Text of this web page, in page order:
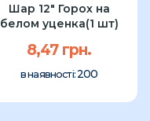
Шар 12" Горох на
белом уценка(1 шт)
8,47 грн.
в наявності:200